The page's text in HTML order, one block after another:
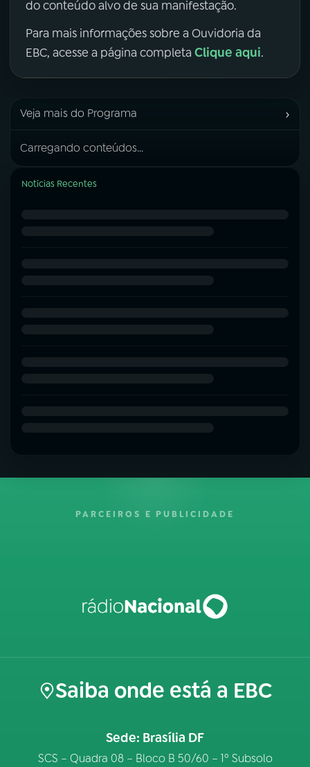
do conteúdo alvo de sua manifestação.
Para mais informações sobre a Ouvidoria da
EBC, acesse a página completa Clique aqui.
Veja mais do Programa ›
Carregando conteúdos...
Notícias Recentes
PARCEIROS E PUBLICIDADE
Saiba onde está a EBC
Sede: Brasília DF
SCS – Quadra 08 – Bloco B 50/60 – 1º Subsolo